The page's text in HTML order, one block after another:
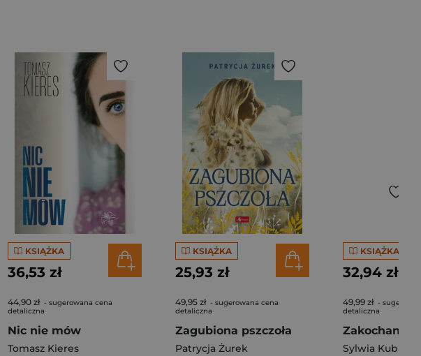
KSIĄŻKA
36,53 zł
44,90 zł - sugerowana cena
detaliczna
Nic nie mów
Tomasz Kieres
KSIĄŻKA
25,93 zł
49,95 zł - sugerowana cena
detaliczna
Zagubiona pszczoła
Patrycja Żurek
KSIĄŻKA
32,94 zł
49,99 zł -
detaliczna
Zakochana
Sylwia Kubik